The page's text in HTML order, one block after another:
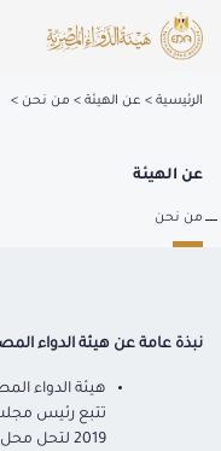
الرئيسية عن الهيئة من نحن
عن الهيئة
من نحن
نبذة عامة عن هيئة الدواء
هيئة الدواء
2019 لتحل